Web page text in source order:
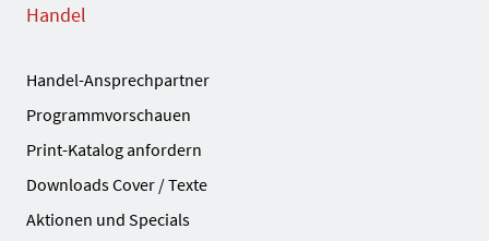
Handel
Handel-Ansprechpartner
Programmvorschauen
Print-Katalog anfordern
Downloads Cover / Texte
Aktionen und Specials